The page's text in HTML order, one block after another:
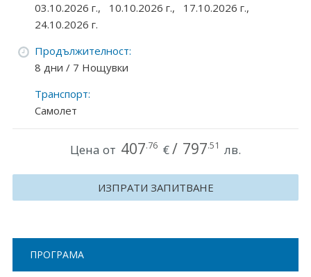
Китай
Румъния
Албания
Хърватия
Турция
03.10.2026 г., 10.10.2026 г., 17.10.2026 г.,
24.10.2026 г.
Продължителност:
8 дни / 7 Нощувки
Транспорт:
Самолет
Цена от 407.76 €/ 797.51 лв.
ИЗПРАТИ ЗАПИТВАНЕ
ПРОГРАМА